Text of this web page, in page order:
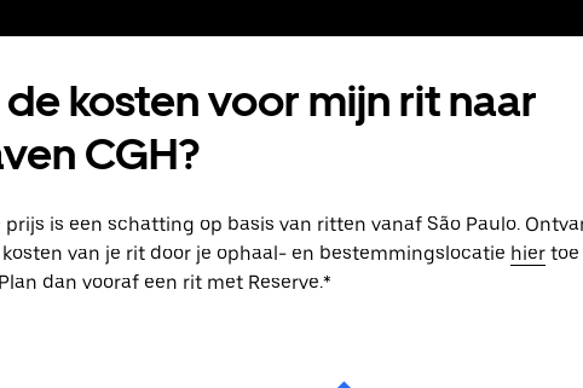
kosten voor mijn rit naar
CGH?
prijs is een schatting op basis van ritten vanaf São Paulo.
van je rit door je ophaal- en bestemmingslocatie hier toe
dan vooraf een rit met Reserve.*